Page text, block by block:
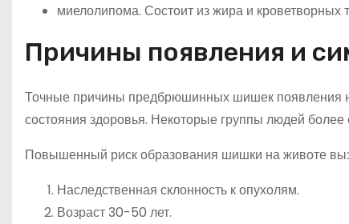
миелолипома. Состоит из жира и кроветворных
Причины появления и
Точные причины предбрюшинных шишек появления
состояния здоровья. Некоторые группы людей
Повышенный риск образования шишки на животе
Наследственная склонность к опухолям.
Возраст 30-50 лет.